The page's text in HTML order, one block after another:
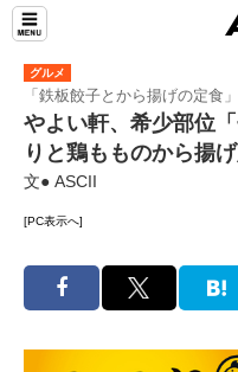
グルメ
「鉄板餃子とから揚げの定食
やよい軒、希少部位
りと鶏もものから揚げ
文● ASCII
[PC表示へ]